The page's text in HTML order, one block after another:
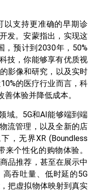
以支持更准确的早期诊
发。安蒙指出，实现这
，预计到2030年，50%
技，你能够享有优质视
影像和研究，以及实时
的医疗行业而言，科
体验并降低成本。
域。5G和AI能够端到端
流管理，以及全新的店
，无界XR (Boundless
个性化的购物体验。
品推荐，甚至在展示中
吞吐量、低时延的5G
把虚拟物体映射到真实